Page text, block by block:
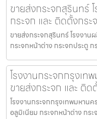
ขายส่งกระจกสุรินทร์
กระจก และ ติดตั้งกร
ขายส่งกระจกสุรินทร์ โรงงาน
กระจกหน้าต่าง กระจกประตู
โรงงานกระจกกรุงเท
ขายส่งกระจก และ ติ
โรงงานกระจกกรุงเทพมหานค
อลูมิเนียม กระจกหน้าต่าง กร